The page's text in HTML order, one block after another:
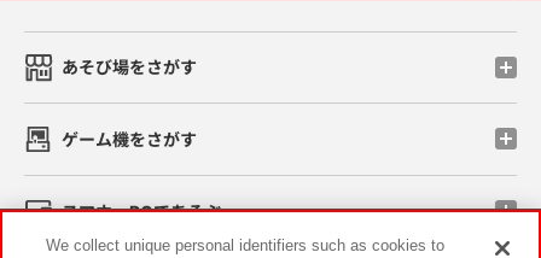
あそび場をさがす
ゲーム機をさがす
スマホ・PCであそぶ
We collect unique personal identifiers such as cookies to